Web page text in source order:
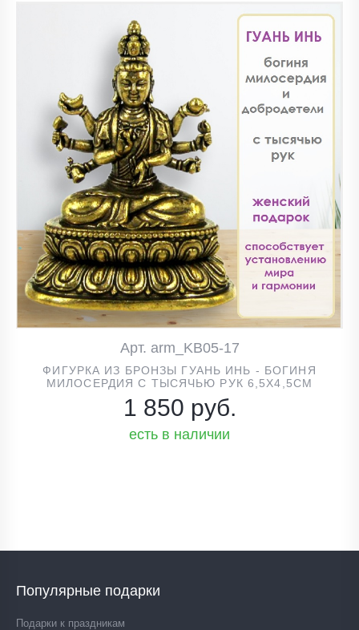
Арт. arm_KB05-17
ФИГУРКА ИЗ БРОНЗЫ ГУАНЬ ИНЬ - БОГИНЯ
МИЛОСЕРДИЯ С ТЫСЯЧЬЮ РУК 6,5Х4,5СМ
1 850 руб.
есть в наличии
Популярные подарки
Подарки к праздникам